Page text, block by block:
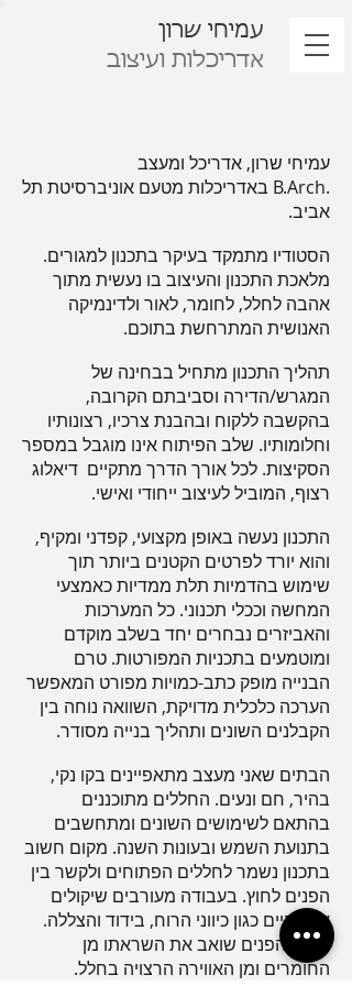
עמיחי שרון
אדריכלות ועיצוב
עמיחי שרון, אדריכל ומעצב
B.Arch. באדריכלות מטעם אוניברסיטת תל
אביב.
הסטודיו מתמקד בעיקר בתכנון למגורים.
מלאכת התכנון והעיצוב בו נעשית מתוך
אהבה לחלל, לחומר, לאור ולדינמיקה
האנושית המתרחשת בתוכם.
תהליך התכנון מתחיל בבחינה של
המגרש/הדירה וסביבתם הקרובה,
בהקשבה ללקוח ובהבנת צרכיו, רצונותיו
וחלומותיו. שלב הפיתוח אינו מוגבל במספר
הסקיצות. לכל אורך הדרך מתקיים דיאלוג
רצוף, המוביל לעיצוב ייחודי ואישי.
התכנון נעשה באופן מקצועי, קפדני ומקיף,
והוא יורד לפרטים הקטנים ביותר תוך
שימוש בהדמיות תלת ממדיות כאמצעי
המחשה וככלי תכנוני. כל המערכות
והאביזרים נבחרים יחד בשלב מוקדם
ומוטמעים בתכניות המפורטות. טרם
הבנייה מופק כתב-כמויות מפורט המאפשר
הערכה כלכלית מדויקת, השוואה נוחה בין
הקבלנים השונים ותהליך בנייה מסודר.
הבתים שאני מעצב מתאפיינים בקו נקי,
בהיר, חם ונעים. החללים מתוכננים
בהתאם לשימושים השונים ומתחשבים
בתנועת השמש ובעונות השנה. מקום חשוב
בתכנון נשמר לחללים הפתוחים ולקשר בין
הפנים לחוץ. בעבודה מעורבים שיקולים
אקולוגיים כגון כיווני הרוח, בידוד והצללה.
עיצוב הפנים שואב את השראתו מן
החומרים ומן האווירה הרצויה בחלל.